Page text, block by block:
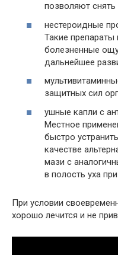
позволяют снять
нестероидные
Такие
болезненные
дальнейшее
защитных сил
ушные капли с
Местное
быстро
качестве
мази с
в полость уха
При условии
хорошо лечится и не